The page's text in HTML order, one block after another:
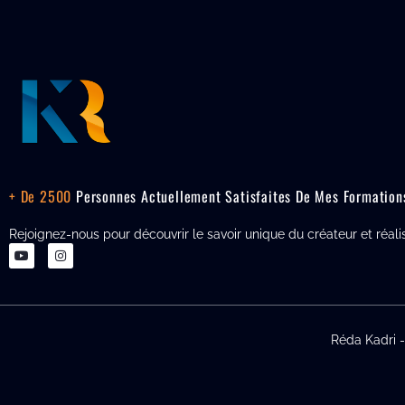
+ De 2500 Personnes Actuellement Satisfaites De Mes
Rejoignez-nous pour découvrir le savoir unique du créateur et
Réda Kadri